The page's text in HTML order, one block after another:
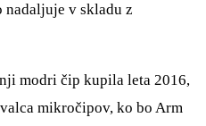
nadaljuje v skladu z
modri čip kupila leta 2016,
mikročipov, ko bo Arm